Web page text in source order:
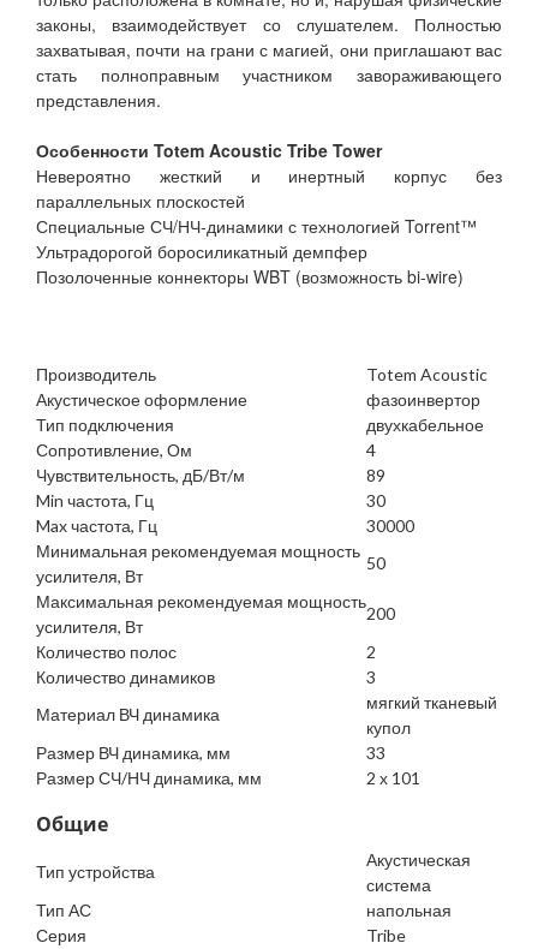
законы, взаимодействует со слушателем. Полностью
захватывая, почти на грани с магией, они приглашают вас
стать полноправным участником завораживающего
представления.
Особенности Totem Acoustic Tribe Tower
Невероятно жесткий и инертный корпус без
параллельных плоскостей
Специальные СЧ/НЧ-динамики с технологией Torrent™
Ультрадорогой боросиликатный демпфер
Позолоченные коннекторы WBT (возможность bi-wire)
Производитель
Totem Acoustic
Акустическое оформление
фазоинвертор
Тип подключения
двухкабельное
Сопротивление, Ом
4
Чувствительность, дБ/Вт/м
89
Min частота, Гц
30
Max частота, Гц
30000
Минимальная рекомендуемая мощность
усилителя, Вт
50
Максимальная рекомендуемая мощность
усилителя, Вт
200
Количество полос
2
Количество динамиков
3
Материал ВЧ динамика
мягкий тканевый
купол
Размер ВЧ динамика, мм
33
Размер СЧ/НЧ динамика, мм
2 х 101
Общие
Тип устройства
Акустическая
система
Тип АС
напольная
Серия
Tribe